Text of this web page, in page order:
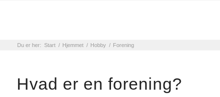
Du er her: Start / Hjemmet / Hobby / Forening
Hvad er en forening?